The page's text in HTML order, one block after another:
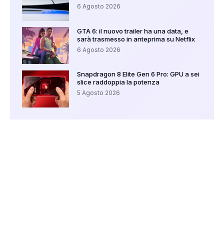
6 Agosto 2026
GTA 6: il nuovo trailer ha una data, e
sarà trasmesso in anteprima su Netflix
6 Agosto 2026
Snapdragon 8 Elite Gen 6 Pro: GPU a sei
slice raddoppia la potenza
5 Agosto 2026